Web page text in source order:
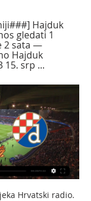
Hajduk
gledati 1
2 sata —
Hajduk
srp ...
Sopić, trener Rijeke. kola SuperSport HNL-a između nogometnih klubova NK Lokomotiva i HNK Rijeka igra se u petak, 3. Vezano za kadar Lokomotive, Šotiček, Čop i Vranjković imaju ozljede, tako da vjerojatno na njih nećemo računati”, rekao je Silvijo Čabraja, trener Lokomotive. Više informacija OVDJE. Lokomotiva Rijeka prijenos 3 studenog 2023 TV prije 1 sat — Rijeka - Lok. Zagreb HNL - Nogomet Prijenos uživo 8/20/2023 · DINAMO vs LOKOMOTIVA 3:1 (četvrtfinale, SuperSport Hrvatski nogometni kup... 

Rijeka Dinamo Zagreb uživo gledati 12 studenog 2023 prije 16 sati — RIJEKA-Dinamo Zagreb prijenos uživo online. Gdje gledati rijeka - hajduk live stream free. utakmica rijeka danas prijenos. rijeka hajduk ...

— prije 7 sati — [Danas*]]!! ] Rijeka Hajduk uživo... ((GLEDATI TV*)) Hajduk Varaždin uživo prijenos 12 studenog 2 prije 13 sati — (GLEDATI TV*)) Hajduk Varaždin uživo prijenos 12 studenog 2023 prije 16 sati — NOGOMET UŽIVO: Hajduk i Varaždin igraju utakmicu 15. kola... VARAŽDIN-Hajduk Split Hesgoal prijenos uživo online. Gdje gledati besplatno? (2023)Sto cete pronaci na ovoj stranici? Varaždin prijenos uživo i besplatan prijenos online i na televiziji Iznenadit ćete se... grobničan – nk varaždin varaždin podudaranja hesgoal dinamo hesgoal nogomet gdje gledati dinamo varaždin grobnican varazdin live stream varaždin hajduk live stream dinamo varaždin gdje gledati hajduk – nk varaždin varaždin podudaranja dinamo varaždin prijenos gdje gledati grobničan – nk varaždin varaždin Lokomotiva Zagreb Position Slaven Koprivnica Position 7 Position 8 Position 10 Grobničan Čavle Position 1 Position 5 Position 4 Position 6 Primorac Biograd 12 1004' 0 1 3 00 0' 11 734' 2 4 8 847' 907' 14 09 712' 07 264' 06 05 123' 04 185' 02 18' 793' 10 16 6 683' 13 443' 5 692' 157' 11' 03 22' 871' 23 776' 22 15 567' 244' 90' 437' 177' 2' 01 8' Popularni upiti za pretrazivanje varaždin lokomotiva live stream hajduk – istra 1961 podudaranja hajduk – dinamo podudaranja hesgoal hnl hajduk – nk-varazdin podudaranja lokomotiva varaždin live stream prijenos hajduk varaždin hajduk varaždin live stream hesgoal dinamo zagreb osijek varaždin prijenos uživo hesgoal hajduk dinamo hesgoal live stream fussball varaždin hajduk prijenos gorica varazdin live stream varaždin gorica uživo varaždin hajduk live stream arena dinamo varaždin live stream gdje gledati hajduk varaždin hesgoal. 

Susret je na rasporedu u nedjelju, 12. minuti. Drugi poraz su upisali na gostovanju kod Slaven Belupa rezultatom 3:2, a i tada su odlučujući gol primili u kasnoj fazi utakmice, točnije u 82. minuti kada je strijelac bio Tomislav Štrkalj. Gdje gledati Hajduk – Varaždin, prijenos 15. kola HNL-a? Spomenuli smo već njihov prvi međusobni susret u kojem je Hajduk osvojio sva tri boda. Hajduk je u toj utakmici poveo golom Filipa Krovinovića u 29. minuti, dok je Leon Belcar izjednačio na 1:1, dok je već spomenuti Dajaku svojim golom odnio sva tri boda u Split. Lakes, Alps & Dolomites Private Tour 2022 26. — [TV PRIJENOS UŽIVO<<<]] Slaven Hajduk gledati prijenos 27 listopada 2023 7. 

RUDEŠ-Rijeka prijenos uživo online. Gdje gledati Gdje gledati besplatno? (2023). Rudeš prijenos uživo i besplatan prijenos online i na televiziji. Iznenadit ćete se... rudes vukovar. dragovoljac rudes. 'Ovo je prvo poluvrijeme, imamo posla s opasnim protivnikom. Moramo pokazati ozbiljnost i taktičku disciplinu. Nadam se da ćemo izboriti aktivan rezultat', rekao je trener Rijeke Sergej Jakirović po dolasku u Prištinu te dodao: >> MAXSport – najbolje od hrvatskog nogometa! Više informacija OVDJE. 'Opasni su u tranziciji, imaju dva opasna krila... 2023/2024. Rijeka. 00 d 16 s 09 m 55 s. 

RIJEKA-Dinamo Zagreb Gdje je danas na televiziji? (2023) utakmica rijeka danas prijenos. utakmica rijeka hajduk prijenos uživo. istra rijeka prijenos. prijenos utakmice rijeka dinamo danas. istra-rijeka prijenos ...

Rijeka Dinamo Zagreb uživo prijenos gledati 12/11/2023 prije 29 minuta — Rijeka Dinamo Zagreb uživo prijenos gledati 12/11/2023 prije 2 dana — Gdje gledati Rijeka – Dinamo, prijenos 15. kola HNL-a?

Dinamo Rijeka Prijenos NOGOMET UŽIVO: Dinamo i Rijeka igraju derbi 6. kola HNL-a u nedjelju, 27. kolovoza 2023. godine na Maksimiru – gdje gledati prijenos? Nedjelja, 27. kolovoza ...

Lord of the Light Families | LofL Art Online prije 12 minuta — [HD uživo###](((]] HNK Rijeka Dinamo Zagreb uživo prijenos 12 studenog 2023 Hrvatski radio. Radio Rijeka. Klasik, Pop, Prvi program, ...

HNL 2023/2024 - Round 05 Stadion HNK Rijeka, Rijeka Zuschauer: 5441 (